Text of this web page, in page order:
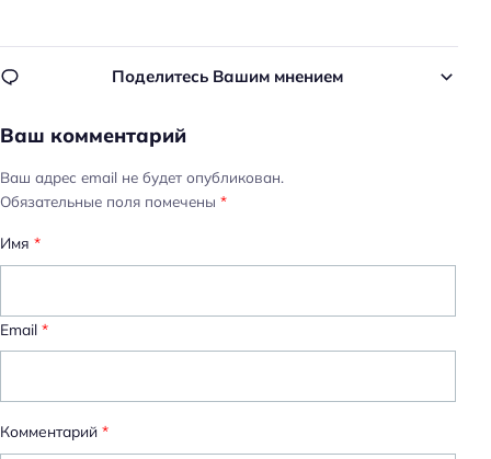
Поделитесь Вашим мнением
Ваш комментарий
Ваш адрес email не будет опубликован.
Обязательные поля помечены *
Имя *
Email *
Комментарий *